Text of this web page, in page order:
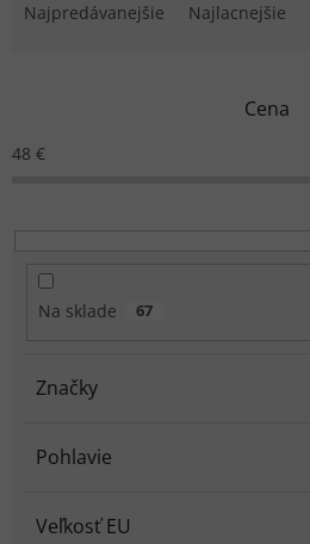
e
p
Najpredávanejšie Najlacnejšie
Cena
48 €
Na sklade 67
Značky
Pohlavie
Veľkosť EU